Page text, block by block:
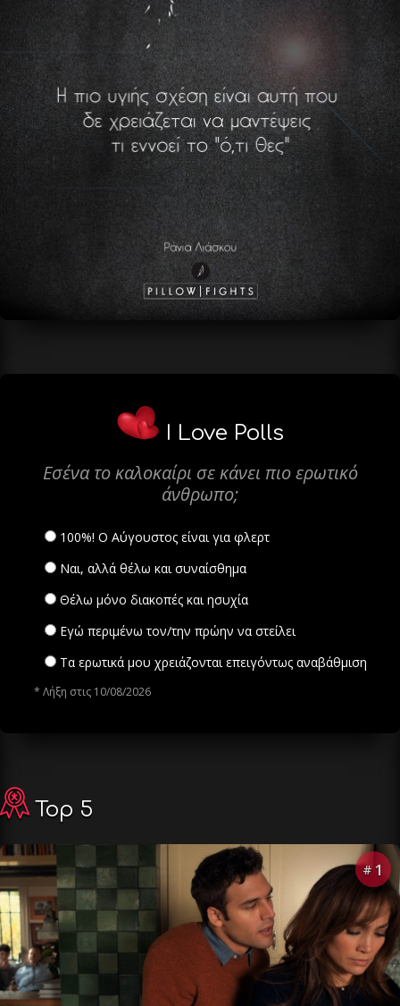
I Love Polls
Εσένα το καλοκαίρι σε κάνει πιο ερωτικό
άνθρωπο;
100%! Ο Αύγουστος είναι για φλερτ
Ναι, αλλά θέλω και συναίσθημα
Θέλω μόνο διακοπές και ησυχία
Εγώ περιμένω τον/την πρώην να στείλει
Τα ερωτικά μου χρειάζονται επειγόντως αναβάθμιση
* Λήξη στις 10/08/2026
Top 5
# 1